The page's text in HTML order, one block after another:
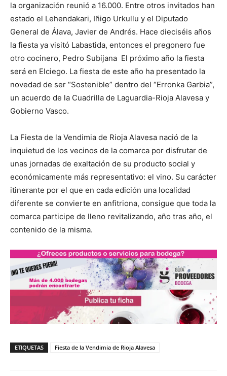
la organización reunió a 16.000. Entre otros invitados han
estado el Lehendakari, Iñigo Urkullu y el Diputado
General de Álava, Javier de Andrés. Hace dieciséis años
la fiesta ya visitó Labastida, entonces el pregonero fue
otro cocinero, Pedro Subijana El próximo año la fiesta
será en Elciego. La fiesta de este año ha presentado la
novedad de ser “Sostenible” dentro del “Erronka Garbia”,
un acuerdo de la Cuadrilla de Laguardia-Rioja Alavesa y
Gobierno Vasco.
La Fiesta de la Vendimia de Rioja Alavesa nació de la
inquietud de los vecinos de la comarca por disfrutar de
unas jornadas de exaltación de su producto social y
económicamente más representativo: el vino. Su carácter
itinerante por el que en cada edición una localidad
diferente se convierte en anfitriona, consigue que toda la
comarca participe de lleno revitalizando, año tras año, el
contenido de la misma.
ETIQUETAS Fiesta de la Vendimia de Rioja Alavesa